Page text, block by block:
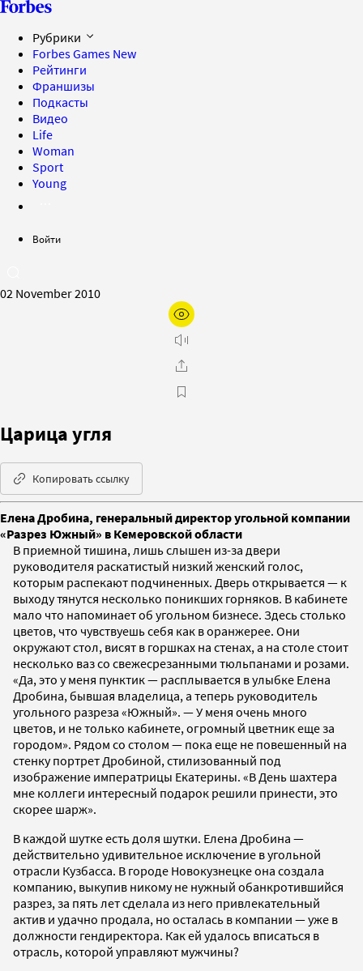
Рубрики
Forbes Games New
Рейтинги
Франшизы
Подкасты
Видео
Life
Woman
Sport
Young
Войти
02 November 2010
Царица угля
Копировать ссылку
Елена Дробина, генеральный директор угольной компании
«Разрез Южный» в Кемеровской области
В приемной тишина, лишь слышен из-за двери
руководителя раскатистый низкий женский голос,
которым распекают подчиненных. Дверь открывается — к
выходу тянутся несколько поникших горняков. В кабинете
мало что напоминает об угольном бизнесе. Здесь столько
цветов, что чувствуешь себя как в оранжерее. Они
окружают стол, висят в горшках на стенах, а на столе стоит
несколько ваз со свежесрезанными тюльпанами и розами.
«Да, это у меня пунктик — расплывается в улыбке Елена
Дробина, бывшая владелица, а теперь руководитель
угольного разреза «Южный». — У меня очень много
цветов, и не только кабинете, огромный цветник еще за
городом». Рядом со столом — пока еще не повешенный на
стенку портрет Дробиной, стилизованный под
изображение императрицы Екатерины. «В День шахтера
мне коллеги интересный подарок решили принести, это
скорее шарж».
В каждой шутке есть доля шутки. Елена Дробина —
действительно удивительное исключение в угольной
отрасли Кузбасса. В городе Новокузнецке она создала
компанию, выкупив никому не нужный обанкротившийся
разрез, за пять лет сделала из него привлекательный
актив и удачно продала, но осталась в компании — уже в
должности гендиректора. Как ей удалось вписаться в
отрасль, которой управляют мужчины?